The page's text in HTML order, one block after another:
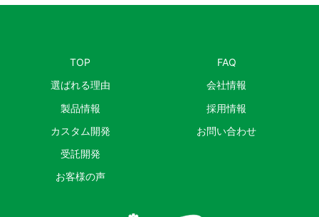
TOP
選ばれる理由
製品情報
カスタム開発
受託開発
お客様の声
FAQ
会社情報
採用情報
お問い合わせ